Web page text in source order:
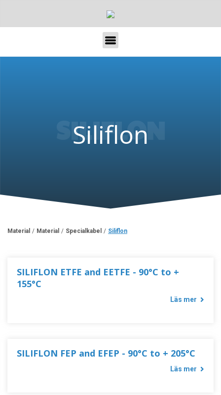
Siliflon
SILIFLON
Material Material Specialkabel Siliflon
SILIFLON ETFE and EETFE - 90°C to +
155°C
Läs mer
SILIFLON FEP and EFEP - 90°C to + 205°C
Läs mer